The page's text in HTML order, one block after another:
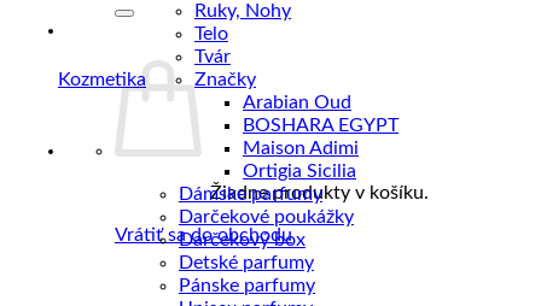
Žiadne produkty v košíku.
Vrátiť sa do obchodu
Kozmetika
Ruky, Nohy
Telo
Tvár
Značky
Arabian Oud
BOSHARA EGYPT
Maison Adimi
Ortigia Sicilia
Dámske parfumy
Darčekové poukážky
Darčekový box
Detské parfumy
Pánske parfumy